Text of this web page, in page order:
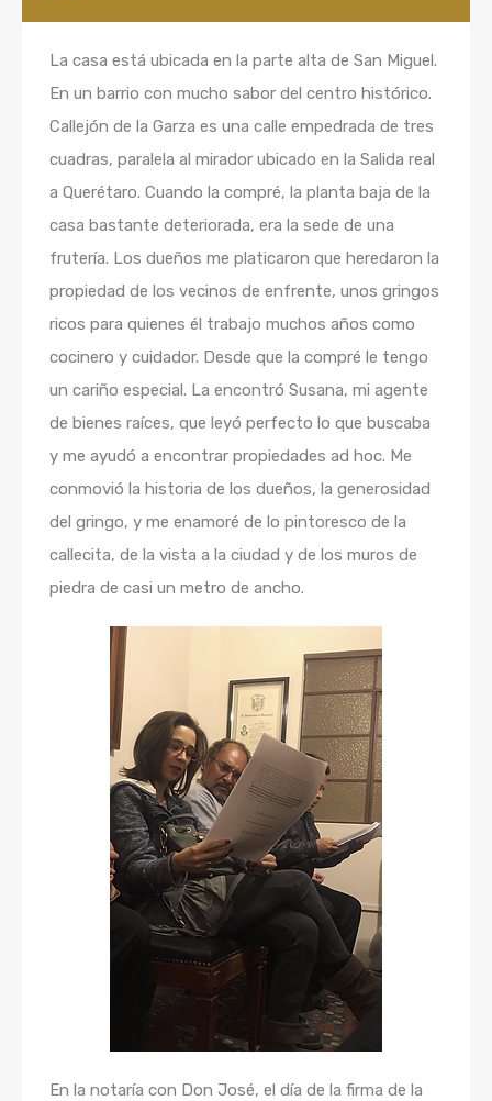
La casa está ubicada en la parte alta de San Miguel.
En un barrio con mucho sabor del centro histórico.
Callejón de la Garza es una calle empedrada de tres
cuadras, paralela al mirador ubicado en la Salida real
a Querétaro. Cuando la compré, la planta baja de la
casa bastante deteriorada, era la sede de una
frutería. Los dueños me platicaron que heredaron la
propiedad de los vecinos de enfrente, unos gringos
ricos para quienes él trabajo muchos años como
cocinero y cuidador. Desde que la compré le tengo
un cariño especial. La encontró Susana, mi agente
de bienes raíces, que leyó perfecto lo que buscaba
y me ayudó a encontrar propiedades ad hoc. Me
conmovió la historia de los dueños, la generosidad
del gringo, y me enamoré de lo pintoresco de la
callecita, de la vista a la ciudad y de los muros de
piedra de casi un metro de ancho.
En la notaría con Don José, el día de la firma de la